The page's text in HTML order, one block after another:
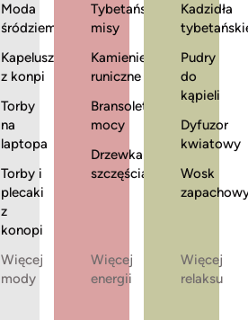
Moda
śródziemnomorska
Kapelusze
z konpi
Torby
na
laptopa
Torby i
plecaki
z
konopi
Więcej
mody
Tybetańskie
misy
Kamienie
runiczne
Bransoletki
mocy
Drzewka
szczęścia
Więcej
energii
Kadzidła
Pudry
do
kąpieli
Dyfuzor
kwiatowy
Wosk
Więcej
relaksu